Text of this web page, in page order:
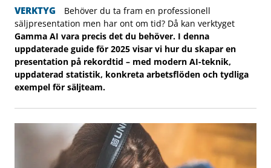
VERKTYG
Behöver du ta fram en professionell
säljpresentation men har ont om tid? Då kan verktyget
Gamma AI vara precis det du behöver. I denna
uppdaterade guide för 2025 visar vi hur du skapar en
presentation på rekordtid – med modern AI-teknik,
uppdaterad statistik, konkreta arbetsflöden och tydliga
exempel för säljteam.